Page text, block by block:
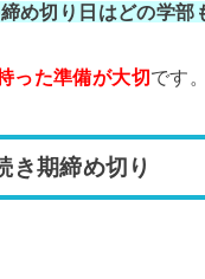
め切り日はどの学部
った準備が大切です。
き期締め切り